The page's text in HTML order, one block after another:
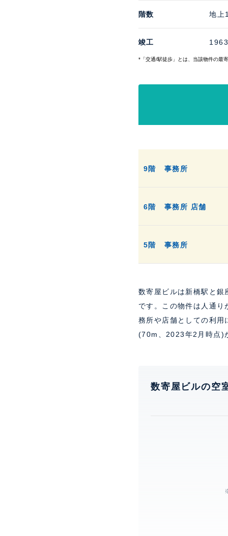
階数 地上
竣工
*「交通/駅徒歩」とは、当該物件の最
9階 事務所
6階 事務所 店舗
5階 事務所
数寄屋ビルは新橋駅と
です。この物件は人通
務所や店舗としての利
(70m、2023年2月時点)
数寄屋ビルの空